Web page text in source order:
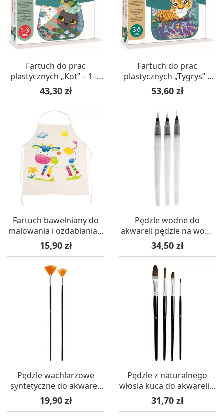
Fartuch do prac
plastycznych „Kot” – 1–3
lata Crea Lign’
Cena
43,30 zł
Fartuch do prac
plastycznych „Tygrys” z
kieszenią – 3–6 lat Crea
Lign’
Cena
53,60 zł
Fartuch bawełniany do
malowania i ozdabiania –
Goki
Cena
15,90 zł
Pędzle wodne do
akwareli pędzle na wodę
3 szt
Cena
34,50 zł
Pędzle wachlarzowe
syntetyczne do akwareli
2 szt
Cena
19,90 zł
Pędzle z naturalnego
włosia kuca do akwareli 4
szt okrągłe i płaskie
Cena
31,70 zł